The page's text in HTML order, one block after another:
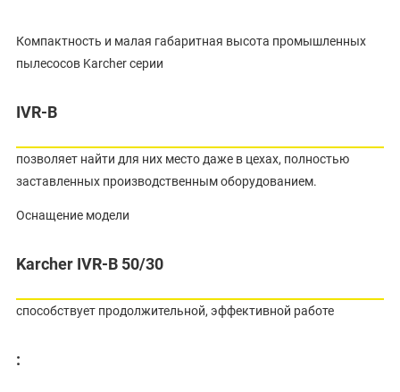
Компактность и малая габаритная высота промышленных
пылесосов Karcher серии
IVR-B
позволяет найти для них место даже в цехах, полностью
заставленных производственным оборудованием.
Оснащение модели
Karcher IVR-B 50/30
способствует продолжительной, эффективной работе
: